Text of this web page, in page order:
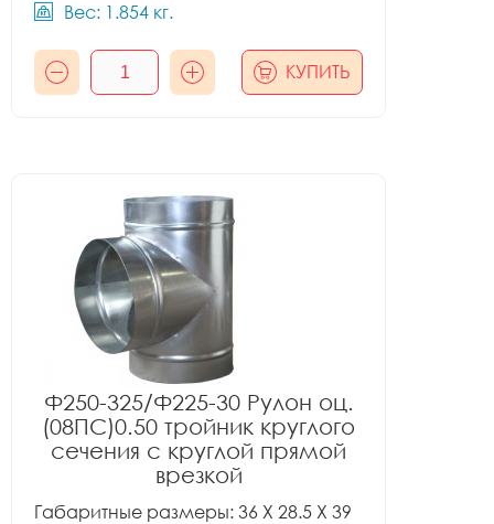
Вес: 1.854 кг.
КУПИТЬ
Ф250-325/Ф225-30 Рулон оц.
(08ПС)0.50 тройник круглого
сечения с круглой прямой
врезкой
Габаритные размеры: 36 X 28.5 X 39